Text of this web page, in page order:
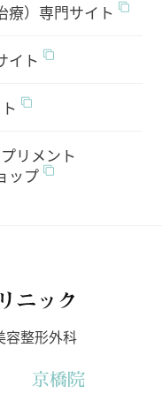
療）専門サイト
イト
リメント
ップ
容整形外科
京橋院